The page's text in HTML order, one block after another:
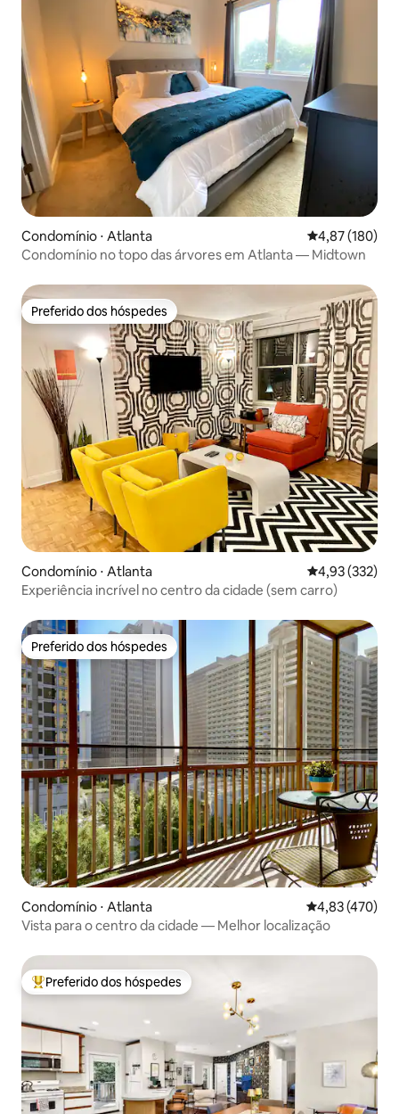
Condomínio ⋅ Atlanta 4,87 de uma
4,87 (180)
Condomínio no topo das árvores em Atlanta — Midtown
Preferido dos hóspedes
Preferido dos hóspedes
Condomínio ⋅ Atlanta 4,93 de uma
4,93 (332)
Experiência incrível no centro da cidade (sem carro)
Preferido dos hóspedes
Preferido dos hóspedes
Condomínio ⋅ Atlanta 4,83 de uma
4,83 (470)
Vista para o centro da cidade — Melhor localização
Entre os melhores preferidos dos hóspedes
Preferido dos hóspedes